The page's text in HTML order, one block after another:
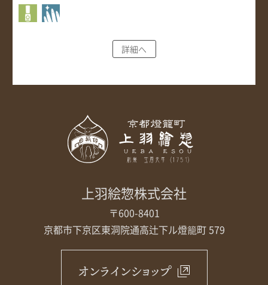
詳細へ
上羽絵惣株式会社
〒600-8401
京都市下京区東洞院通高辻下ル燈籠町 579
オンラインショップ